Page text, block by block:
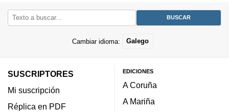
Cambiar idioma: Galego
SUSCRIPTORES
Mi suscripción
Réplica en PDF
EDICIONES
A Coruña
A Mariña